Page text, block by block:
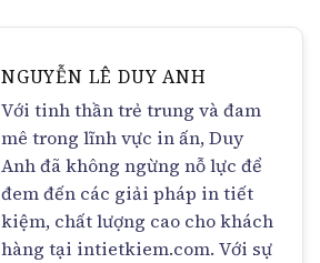
NGUYỄN LÊ DUY ANH
Với tinh thần trẻ trung và đam
mê trong lĩnh vực in ấn, Duy
Anh đã không ngừng nỗ lực để
đem đến các giải pháp in tiết
kiệm, chất lượng cao cho khách
hàng tại intietkiem.com. Với sự